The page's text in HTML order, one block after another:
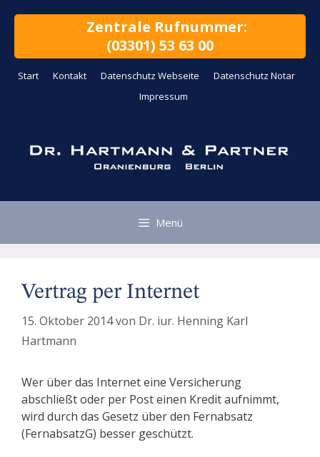
Zentrale Rufnummer:
(03301) 53 63 00
Start Kontakt Datenschutz Webseite
Datenschutz Notar
Impressum
Menü
Vertrag per Internet
15. Oktober 2014von Dr. iur. Henning Karl
Hartmann
Wer über das Internet eine Versicherung
abschließt oder per Post einen Kredit aufnimmt,
wird durch das Gesetz über den Fernabsatz
(FernabsatzG) besser geschützt.